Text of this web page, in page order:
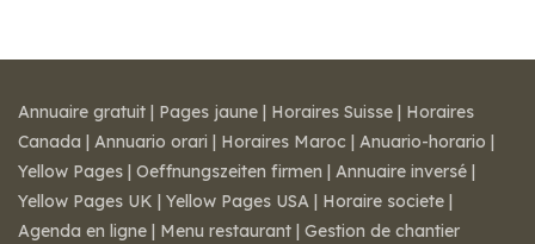
Annuaire gratuit | Pages jaune | Horaires Suisse | Horaires
Canada | Annuario orari | Horaires Maroc | Anuario-horario |
Yellow Pages | Oeffnungszeiten firmen | Annuaire inversé |
Yellow Pages UK | Yellow Pages USA | Horaire societe |
Agenda en ligne | Menu restaurant | Gestion de chantier